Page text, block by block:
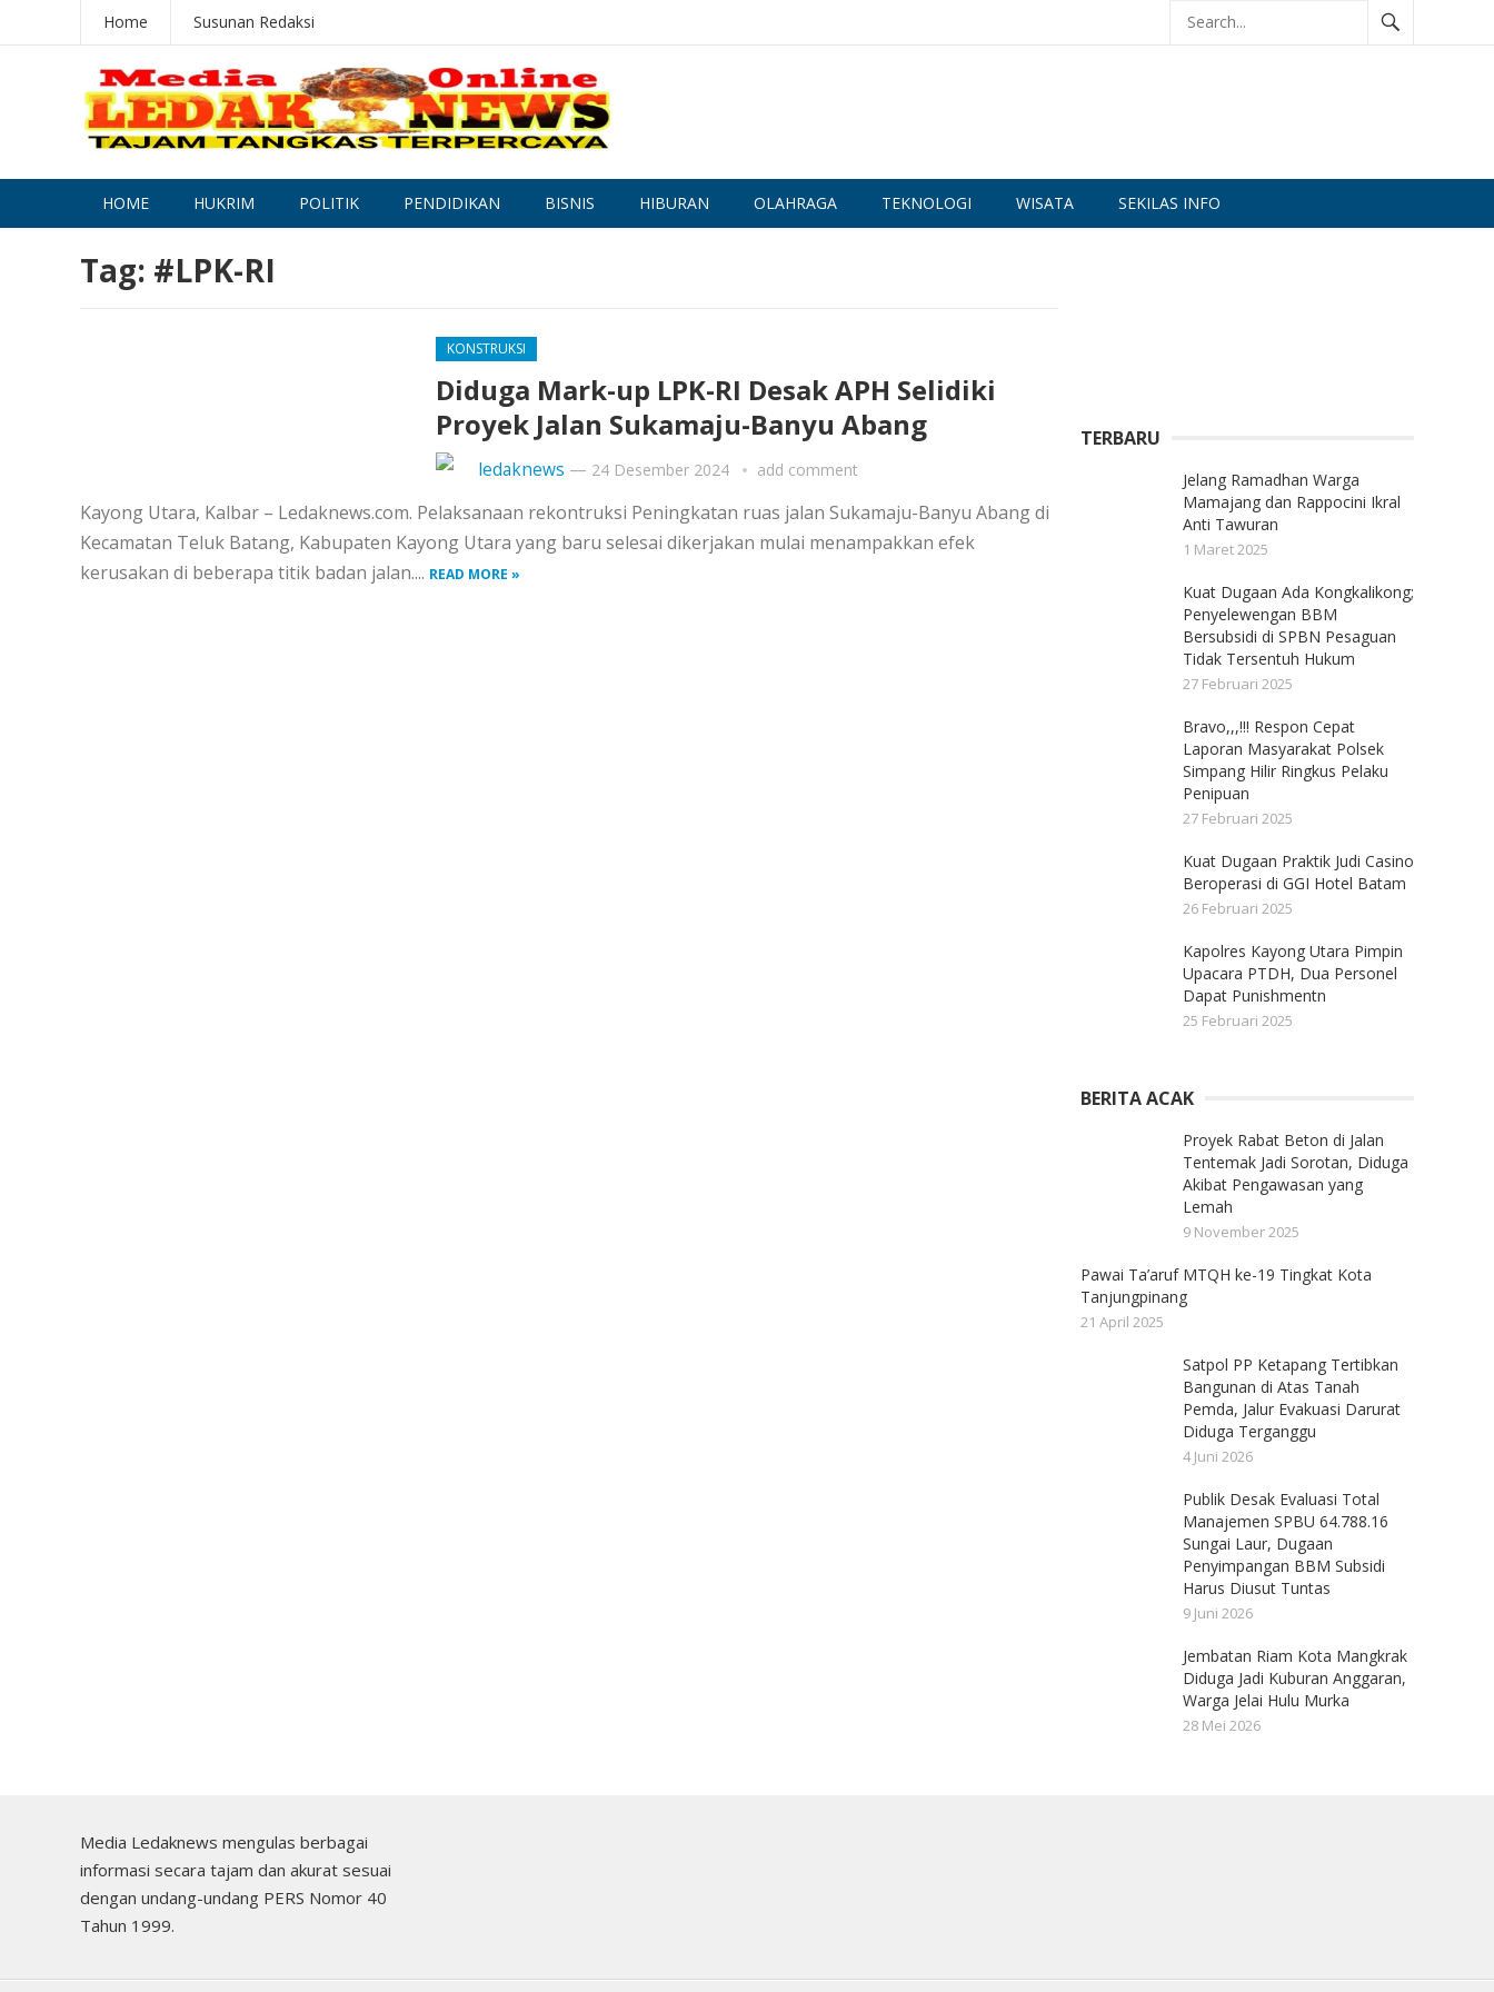
Home Susunan Redaksi
HOME HUKRIM POLITIK PENDIDIKAN BISNIS HIBURAN OLAHRAGA TEKNOLOGI WISATA SEKILAS INFO
Tag: #LPK-RI
KONSTRUKSI
Diduga Mark-up LPK-RI Desak APH Selidiki
Proyek Jalan Sukamaju-Banyu Abang
ledaknews — 24 Desember 2024 add comment
Kayong Utara, Kalbar – Ledaknews.com. Pelaksanaan rekontruksi Peningkatan ruas jalan Sukamaju-Banyu Abang di
Kecamatan Teluk Batang, Kabupaten Kayong Utara yang baru selesai dikerjakan mulai menampakkan efek
kerusakan di beberapa titik badan jalan.... READ MORE »
TERBARU
Jelang Ramadhan Warga
Mamajang dan Rappocini Ikral
Anti Tawuran
1 Maret 2025
Kuat Dugaan Ada Kongkalikong;
Penyelewengan BBM
Bersubsidi di SPBN Pesaguan
Tidak Tersentuh Hukum
27 Februari 2025
Bravo,,,!!! Respon Cepat
Laporan Masyarakat Polsek
Simpang Hilir Ringkus Pelaku
Penipuan
27 Februari 2025
Kuat Dugaan Praktik Judi Casino
Beroperasi di GGI Hotel Batam
26 Februari 2025
Kapolres Kayong Utara Pimpin
Upacara PTDH, Dua Personel
Dapat Punishmentn
25 Februari 2025
BERITA ACAK
Proyek Rabat Beton di Jalan
Tentemak Jadi Sorotan, Diduga
Akibat Pengawasan yang
Lemah
9 November 2025
Pawai Ta’aruf MTQH ke-19 Tingkat Kota
Tanjungpinang
21 April 2025
Satpol PP Ketapang Tertibkan
Bangunan di Atas Tanah
Pemda, Jalur Evakuasi Darurat
Diduga Terganggu
4 Juni 2026
Publik Desak Evaluasi Total
Manajemen SPBU 64.788.16
Sungai Laur, Dugaan
Penyimpangan BBM Subsidi
Harus Diusut Tuntas
9 Juni 2026
Jembatan Riam Kota Mangkrak
Diduga Jadi Kuburan Anggaran,
Warga Jelai Hulu Murka
28 Mei 2026
Media Ledaknews mengulas berbagai
informasi secara tajam dan akurat sesuai
dengan undang-undang PERS Nomor 40
Tahun 1999.